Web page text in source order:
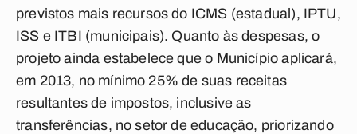
previstos mais recursos do ICMS (estadual), IPTU,
ISS e ITBI (municipais). Quanto às despesas, o
projeto ainda estabelece que o Município aplicará,
em 2013, no mínimo 25% de suas receitas
resultantes de impostos, inclusive as
transferências, no setor de educação, priorizando